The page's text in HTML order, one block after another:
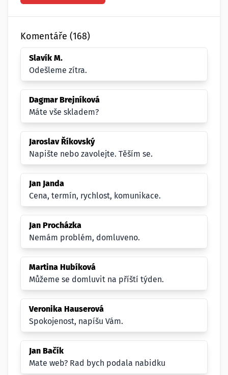
Komentáře (168)
Slavík M.
Odešleme zítra.
Dagmar Brejníková
Máte vše skladem?
Jaroslav Říkovský
Napište nebo zavolejte. Těším se.
Jan Janda
Cena, termín, rychlost, komunikace.
Jan Procházka
Nemám problém, domluveno.
Martina Hubíková
Můžeme se domluvit na příští týden.
Veronika Hauserová
Spokojenost, napíšu Vám.
Jan Bačík
Mate web? Rad bych podala nabidku